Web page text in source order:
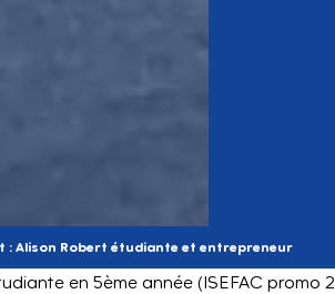
: Alison Robert étudiante et entrepreneur
en 5ème année (ISEFAC promo